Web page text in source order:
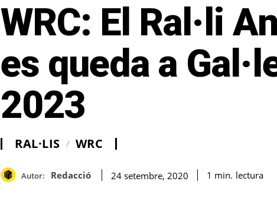
WRC: El Ral·li
es queda a
2023
RAL·LIS WRC
Autor: Redacció 24 setembre, 2020 1 min. lectura